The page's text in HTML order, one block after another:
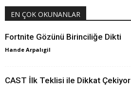
EN ÇOK OKUNANLAR
Fortnite Gözünü Birinciliğe Dikti
Hande Arpalıgil
CAST İlk Teklisi ile Dikkat Çekiyor